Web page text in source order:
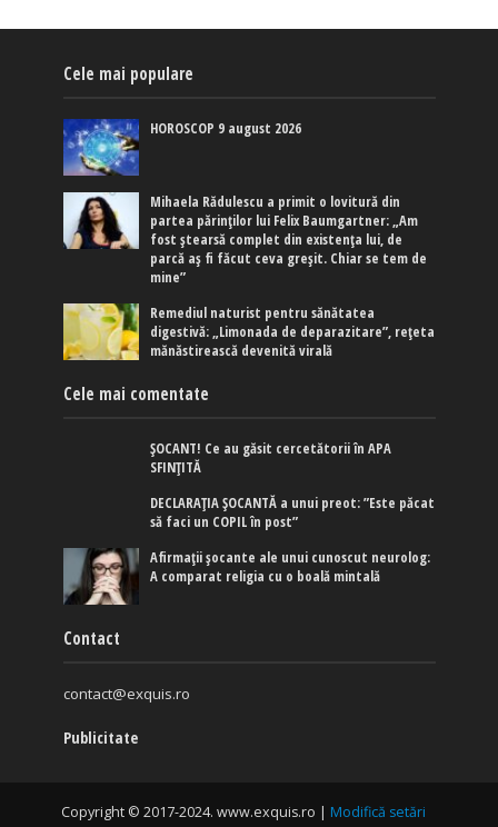
Cele mai populare
HOROSCOP 9 august 2026
Mihaela Rădulescu a primit o lovitură din
partea părinților lui Felix Baumgartner: „Am
fost ștearsă complet din existența lui, de
parcă aș fi făcut ceva greșit. Chiar se tem de
mine”
Remediul naturist pentru sănătatea
digestivă: „Limonada de deparazitare”, rețeta
mănăstirească devenită virală
Cele mai comentate
ȘOCANT! Ce au găsit cercetătorii în APA
SFINȚITĂ
DECLARAȚIA ȘOCANTĂ a unui preot: ”Este păcat
să faci un COPIL în post”
Afirmaţii şocante ale unui cunoscut neurolog:
A comparat religia cu o boală mintală
Contact
contact@exquis.ro
Publicitate
Copyright © 2017-2024. www.exquis.ro | Modifică setări